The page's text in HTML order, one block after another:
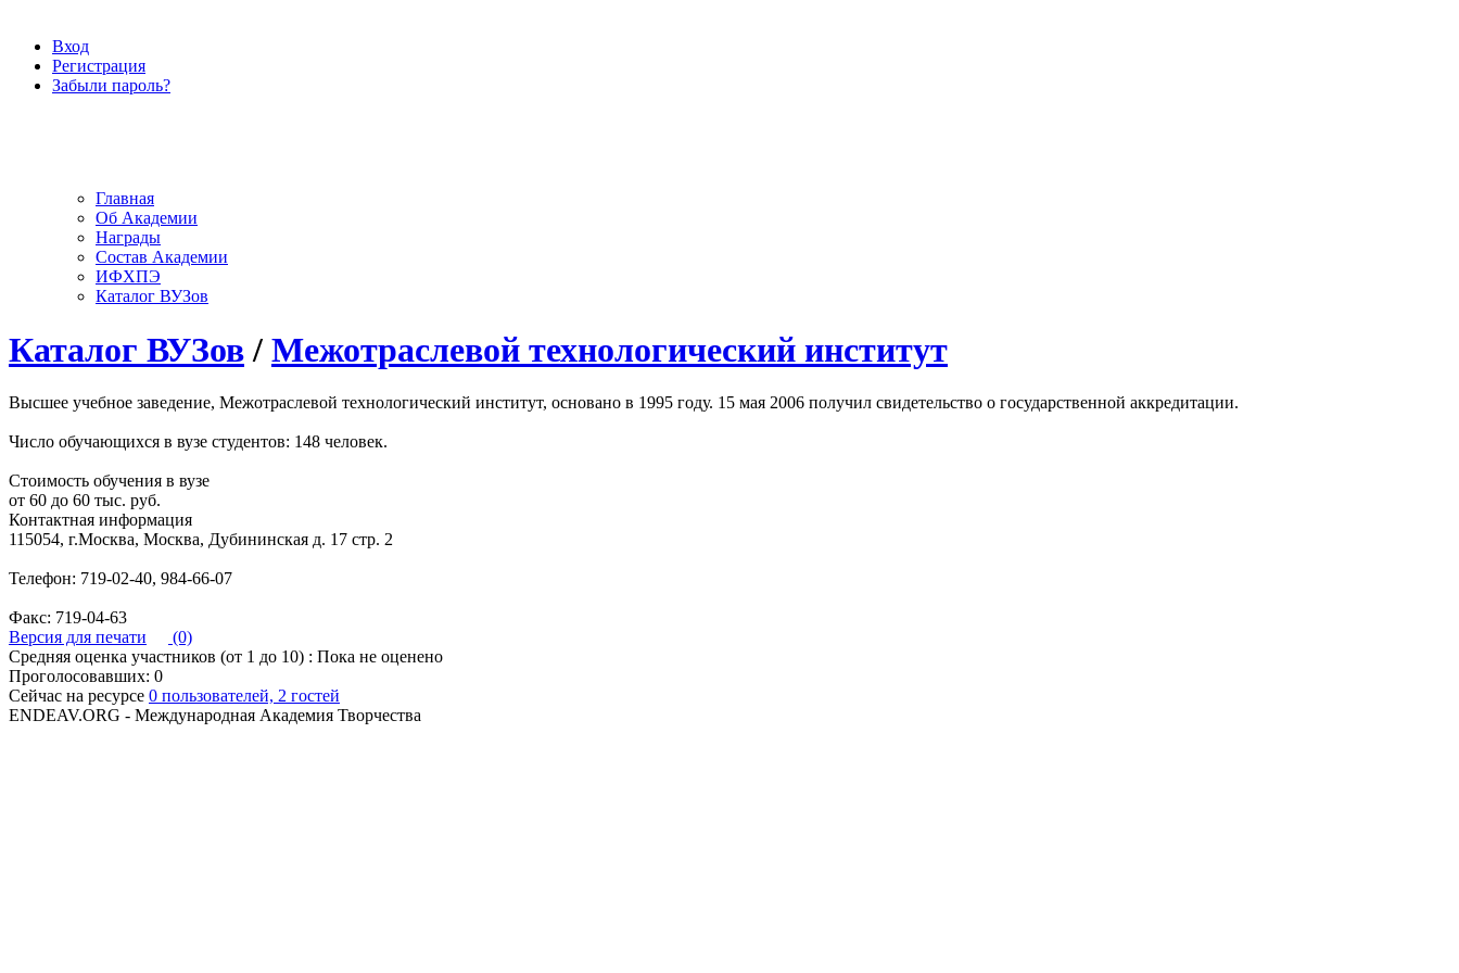
Вход
Регистрация
Забыли пароль?
Главная
Об Академии
Награды
Состав Академии
ИФХПЭ
Каталог ВУЗов
Каталог ВУЗов / Межотраслевой технологический институт
Высшее учебное заведение, Межотраслевой технологический институт, основано в 1995 году. 15 мая 2006 получил свидетельство о государственной аккредитации.
Число обучающихся в вузе студентов: 148 человек.
Стоимость обучения в вузе
от 60 до 60 тыс. руб.
Контактная информация
115054, г.Москва, Москва, Дубининская д. 17 стр. 2
Телефон: 719-02-40, 984-66-07
Факс: 719-04-63
Версия для печати
(0)
Средняя оценка участников (от 1 до 10) : Пока не оценено
Проголосовавших: 0
Сейчас на ресурсе 0 пользователей, 2 гостей
ENDEAV.ORG - Международная Академия Творчества